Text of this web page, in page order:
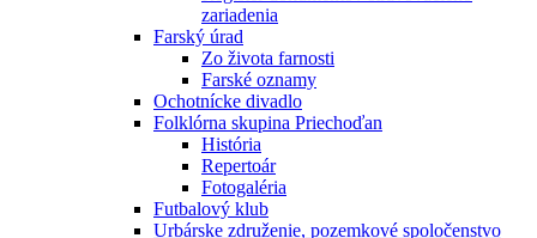
zariadenia
Farský úrad
Zo života farnosti
Farské oznamy
Ochotnícke divadlo
Folklórna skupina Priechoďan
História
Repertoár
Fotogaléria
Futbalový klub
Urbárske združenie, pozemkové spoločenstvo